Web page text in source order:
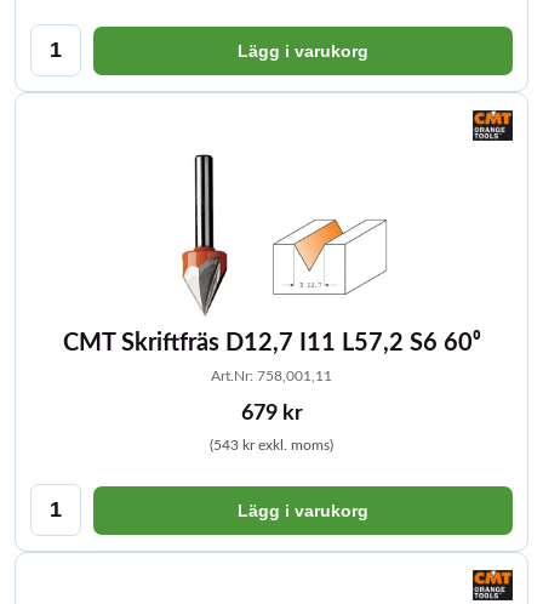
Lägg i varukorg
CMT Skriftfräs D12,7 I11 L57,2 S6 60⁰
Art.Nr: 758,001,11
679 kr
(543 kr exkl. moms)
Lägg i varukorg